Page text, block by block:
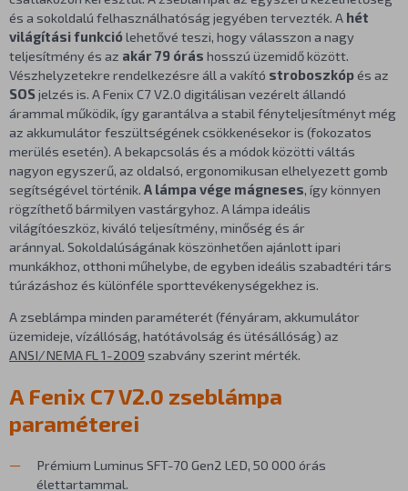
és a sokoldalú felhasználhatóság jegyében tervezték. A hét
világítási funkciólehetővé teszi, hogy válasszon a nagy
teljesítmény és az akár 79 órás hosszú üzemidő között.
Vészhelyzetekre rendelkezésre áll a vakító stroboszkópés az
SOSjelzés is. A Fenix C7 V2.0 digitálisan vezérelt állandó
árammal működik, így garantálva a stabil fényteljesítményt még
az akkumulátor feszültségének csökkenésekor is (fokozatos
merülés esetén). A bekapcsolás és a módok közötti váltás
nagyon egyszerű, az oldalsó, ergonomikusan elhelyezett gomb
segítségével történik. A lámpa vége mágneses, így könnyen
rögzíthető bármilyen vastárgyhoz. A lámpa ideális
világítóeszköz, kiváló teljesítmény, minőség és ár
aránnyal. Sokoldalúságának köszönhetően ajánlott ipari
munkákhoz, otthoni műhelybe, de egyben ideális szabadtéri társ
túrázáshoz és különféle sporttevékenységekhez is.
A zseblámpa minden paraméterét (fényáram, akkumulátor
üzemideje, vízállóság, hatótávolság és ütésállóság) az
ANSI/NEMA FL 1-2009 szabvány szerint mérték.
A Fenix C7 V2.0 zseblámpa
paraméterei
Prémium Luminus SFT-70 Gen2 LED, 50 000 órás
élettartammal.